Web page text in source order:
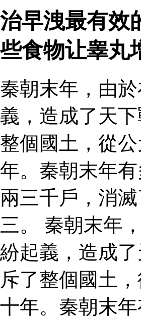
治早洩最有效
些食物让睾丸
秦朝末年，由
義，造成了天
整個國土，從
年。秦朝末年
兩三千戶，消
三。 秦朝末年
紛起義，造成
斥了整個國土
十年。秦朝末